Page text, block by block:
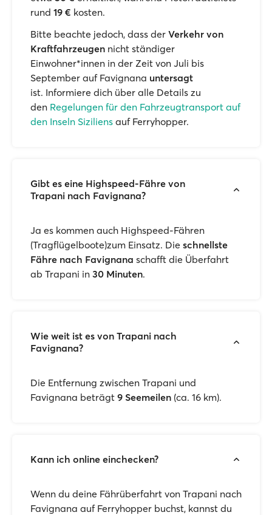
rund 19 € kosten.
Bitte beachte jedoch, dass der Verkehr von
Kraftfahrzeugen nicht ständiger
Einwohner*innen in der Zeit von Juli bis
September auf Favignana untersagt
ist. Informiere dich über alle Details zu
den Regelungen für den Fahrzeugtransport auf
den Inseln Siziliens auf Ferryhopper.
Gibt es eine Highspeed-Fähre von
Trapani nach Favignana?
Ja es kommen auch Highspeed-Fähren
(Tragflügelboote)zum Einsatz. Die schnellste
Fähre nach Favignana schafft die Überfahrt
ab Trapani in 30 Minuten.
Wie weit ist es von Trapani nach
Favignana?
Die Entfernung zwischen Trapani und
Favignana beträgt 9 Seemeilen (ca. 16 km).
Kann ich online einchecken?
Wenn du deine Fährüberfahrt von Trapani nach
Favignana auf Ferryhopper buchst, kannst du